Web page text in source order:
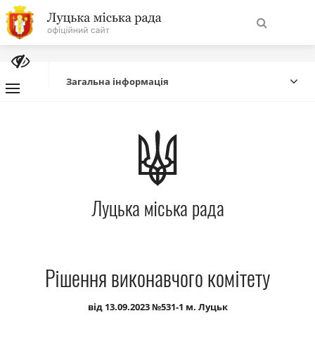
На
головну
Про місто
Міська влада
Міська рада
Публічна інформація
Загальна інформація
Луцька міська рада
Рішення виконавчого комітету
від 13.09.2023 №531-1 м. Луцьк